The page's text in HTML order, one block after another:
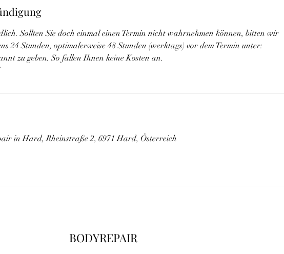
Sollten Sie doch einmal einen Termin nicht wahrnehmen können, bitten wir
24 Stunden, optimalerweise 48 Stunden (werktags) vor dem Termin unter:
zu geben. So fallen Ihnen keine Kosten an.
in Hard, Rheinstraße 2, 6971 Hard, Österreich
BODYREPAIR